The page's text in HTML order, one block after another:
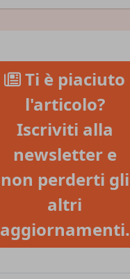
Ti è piaciuto
l'articolo?
Iscriviti alla
newsletter e
non perderti gli
altri
aggiornamenti.